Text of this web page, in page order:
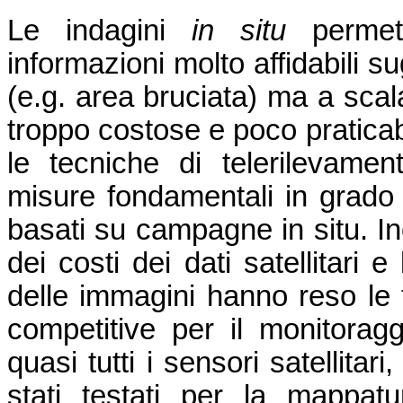
Le indagini in situ per
informazioni molto affidabili
(e.g. area bruciata) ma a
troppo costose e poco
le tecniche di
misure fondamentali in
basati su campagne in situ.
dei costi dei dati satellitari e
delle immagini hanno reso
competitive per il
quasi tutti i sensori
stati testati per la